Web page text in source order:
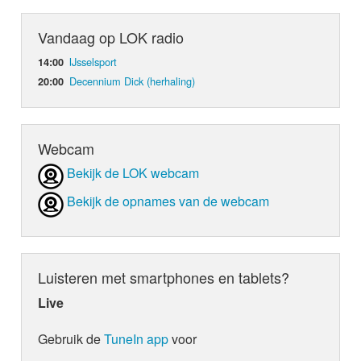
Vandaag op LOK radio
14:00 IJsselsport
20:00 Decennium Dick (herhaling)
Webcam
Bekijk de LOK webcam
Bekijk de opnames van de webcam
Luisteren met smartphones en tablets?
Live
Gebruik deTuneIn appvoor